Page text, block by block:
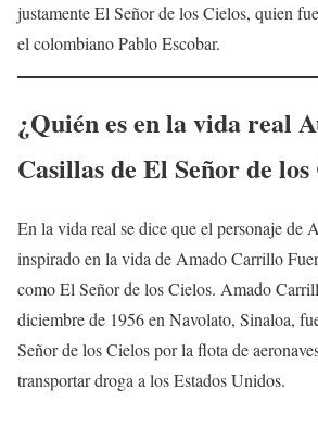
justamente El Señor de los Cielos, quien
el colombiano Pablo Escobar.
¿Quién es en la vida real
Casillas de El Señor de los
En la vida real se dice que el personaje de
inspirado en la vida de Amado Carrillo
como El Señor de los Cielos. Amado
diciembre de 1956 en Navolato, Sinaloa,
Señor de los Cielos por la flota de
transportar droga a los Estados Unidos.